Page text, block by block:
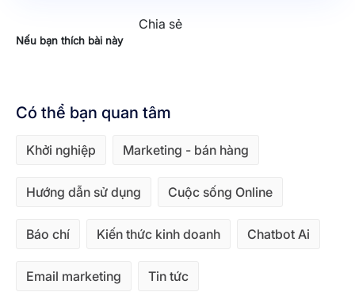
Nếu bạn thích bài này
Chia sẻ
Có thể bạn quan tâm
Khởi nghiệp Marketing - bán hàng
Hướng dẫn sử dụng Cuộc sống Online
Báo chí Kiến thức kinh doanh Chatbot Ai
Email marketing Tin tức